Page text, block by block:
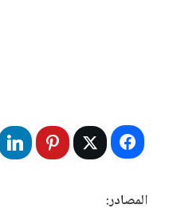
المصادر: